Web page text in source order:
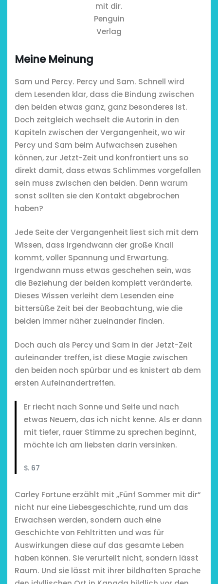
mit dir.
Penguin
Verlag
Meine Meinung
Sam und Percy. Percy und Sam. Schnell wird
dem Lesenden klar, dass die Bindung zwischen
den beiden etwas ganz, ganz besonderes ist.
Doch zeitgleich wechselt die Autorin in den
Kapiteln zwischen der Vergangenheit, wo wir
Percy und Sam beim Aufwachsen zusehen
können, zur Jetzt-Zeit und konfrontiert uns so
direkt damit, dass etwas Schlimmes vorgefallen
sein muss zwischen den beiden. Denn warum
sonst sollten sie den Kontakt abgebrochen
haben?
Jede Seite der Vergangenheit liest sich mit dem
Wissen, dass irgendwann der große Knall
kommt, voller Spannung und Erwartung.
Irgendwann muss etwas geschehen sein, was
die Beziehung der beiden komplett veränderte.
Dieses Wissen verleiht dem Lesenden eine
bittersüße Zeit bei der Beobachtung, wie die
beiden immer näher zueinander finden.
Doch auch als Percy und Sam in der Jetzt-Zeit
aufeinander treffen, ist diese Magie zwischen
den beiden noch spürbar und es knistert ab dem
ersten Aufeinandertreffen.
Er riecht nach Sonne und Seife und nach
etwas Neuem, das ich nicht kenne. Als er dann
mit tiefer, rauer Stimme zu sprechen beginnt,
möchte ich am liebsten darin versinken.
S. 67
Carley Fortune erzählt mit „Fünf Sommer mit dir“
nicht nur eine Liebesgeschichte, rund um das
Erwachsen werden, sondern auch eine
Geschichte von Fehltritten und was für
Auswirkungen diese auf das gesamte Leben
haben können. Sie verurteilt nicht, sondern lässt
Raum. Und sie lässt mit ihrer bildhaften Sprache